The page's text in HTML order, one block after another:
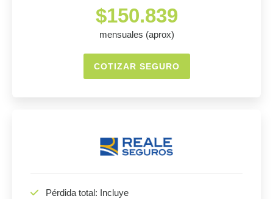
$150.839
mensuales (aprox)
COTIZAR SEGURO
Pérdida total: Incluye